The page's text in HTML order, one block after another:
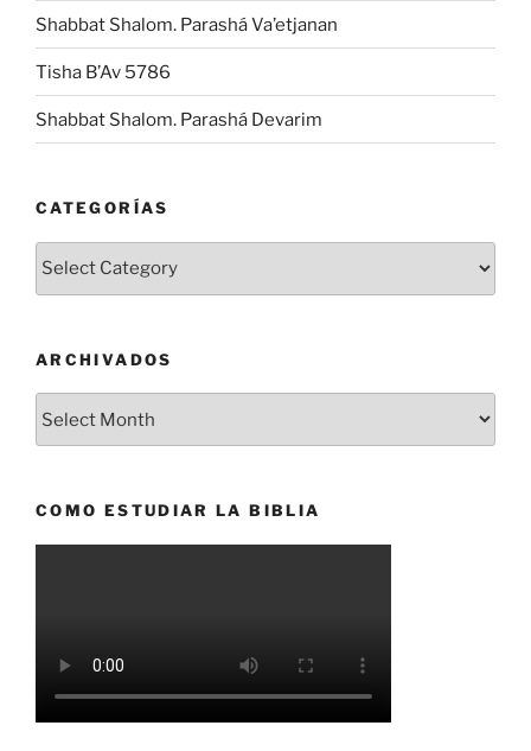
Shabbat Shalom. Parashá Va’etjanan
Tisha B’Av 5786
Shabbat Shalom. Parashá Devarim
CATEGORÍAS
Categorías
ARCHIVADOS
COMO ESTUDIAR LA BIBLIA